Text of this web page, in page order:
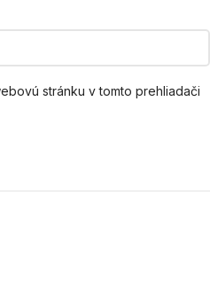
stránku v tomto prehliadači